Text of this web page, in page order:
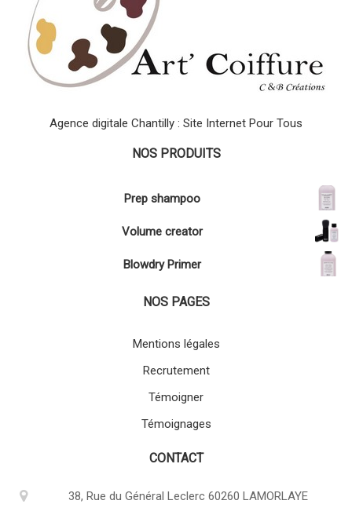
Agence digitale Chantilly : Site Internet Pour Tous
NOS PRODUITS
Prep shampoo
Volume creator
Blowdry Primer
NOS PAGES
Mentions légales
Recrutement
Témoigner
Témoignages
CONTACT
38, Rue du Général Leclerc 60260 LAMORLAYE